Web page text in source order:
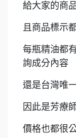
給大家的商
且商品標示
每瓶精油都
詢成分內容
還是台灣唯
因此是芳療
價格也都很